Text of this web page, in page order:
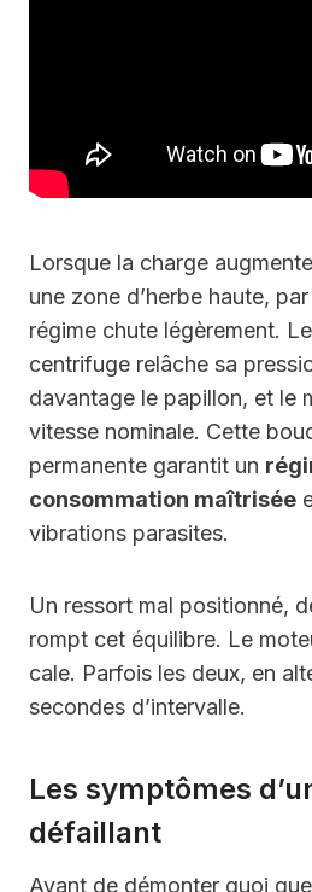
Lorsque la charge
une zone d’herbe haute,
régime chute légèrement.
centrifuge relâche sa
davantage le papillon, et le
vitesse nominale. Cette
permanente garantit un
consommation maîtrisée
vibrations parasites.
Un ressort mal positionné,
rompt cet équilibre. Le
cale. Parfois les deux, en
secondes d’intervalle.
Les symptômes
défaillant
Avant de démonter quoi